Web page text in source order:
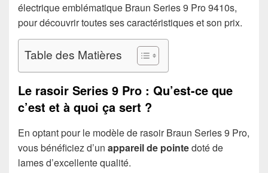
électrique emblématique Braun Series 9 Pro 9410s,
pour découvrir toutes ses caractéristiques et son prix.
Table des Matières
Le rasoir Series 9 Pro : Qu’est-ce que
c’est et à quoi ça sert ?
En optant pour le modèle de rasoir Braun Series 9 Pro,
vous bénéficiez d’un appareil de pointedoté de
lames d’excellente qualité.